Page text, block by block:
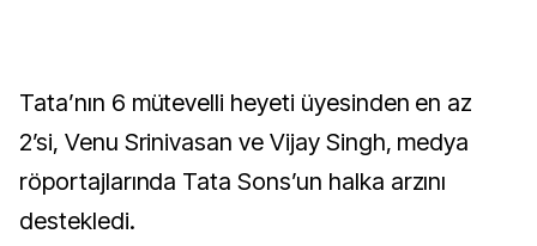
Tata’nın 6 mütevelli heyeti üyesinden en az
2’si, Venu Srinivasan ve Vijay Singh, medya
röportajlarında Tata Sons’un halka arzını
destekledi.